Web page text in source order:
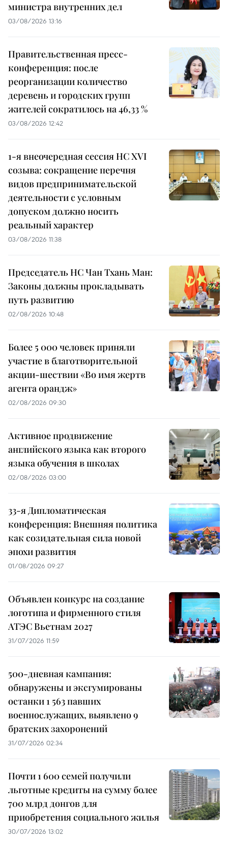
министра внутренних дел
03/08/2026 13:16
Правительственная пресс-
конференция: после
реорганизации количество
деревень и городских групп
жителей сократилось на 46,33 %
03/08/2026 12:42
1-я внеочередная сессия НС XVI
созыва: сокращение перечня
видов предпринимательской
деятельности с условным
допуском должно носить
реальный характер
03/08/2026 11:38
Председатель НС Чан Тхань Ман:
Законы должны прокладывать
путь развитию
02/08/2026 10:48
Более 5 000 человек приняли
участие в благотворительной
акции-шествии «Во имя жертв
агента орандж»
02/08/2026 09:30
Активное продвижение
английского языка как второго
языка обучения в школах
02/08/2026 03:00
33-я Дипломатическая
конференция: Внешняя политика
как созидательная сила новой
эпохи развития
01/08/2026 09:27
Объявлен конкурс на создание
логотипа и фирменного стиля
АТЭС Вьетнам 2027
31/07/2026 11:59
500-дневная кампания:
обнаружены и эксгумированы
останки 1 563 павших
военнослужащих, выявлено 9
братских захоронений
31/07/2026 02:34
Почти 1 600 семей получили
льготные кредиты на сумму более
700 млрд донгов для
приобретения социального жилья
30/07/2026 13:02